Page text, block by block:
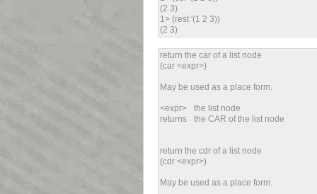
(2 3)
1> (rest '(1 2 3))
(2 3)
return the car of a list node
(car <expr>)
May be used as a place form.
<expr>
the list node
returns
the CAR of the list node
return the cdr of a list node
(cdr <expr>)
May be used as a place form.